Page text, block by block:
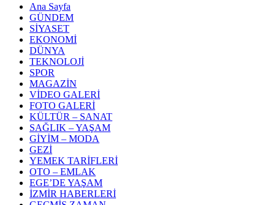
Ana Sayfa
GÜNDEM
SİYASET
EKONOMİ
DÜNYA
TEKNOLOJİ
SPOR
MAGAZİN
VİDEO GALERİ
FOTO GALERİ
KÜLTÜR – SANAT
SAĞLIK – YAŞAM
GİYİM – MODA
GEZİ
YEMEK TARİFLERİ
OTO – EMLAK
EGE’DE YAŞAM
İZMİR HABERLERİ